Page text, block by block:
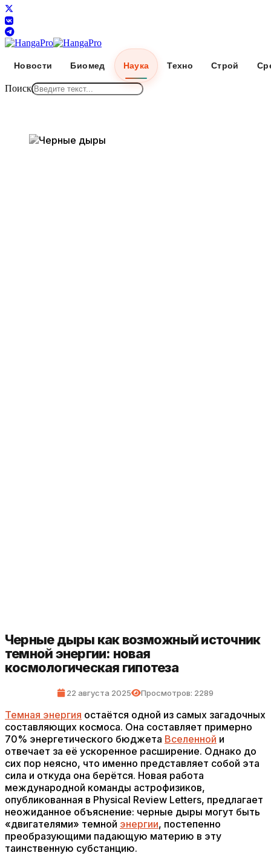
Новости Биомед Наука Техно Строй
Поиск
Черные дыры как возможный источник
темной энергии: новая
космологическая гипотеза
22 августа 2025 Просмотров: 2289
Темная энергия остаётся одной из самых загадочных
составляющих космоса. Она составляет примерно
70% энергетического бюджета Вселенной и
отвечает за её ускоренное расширение. Однако до
сих пор неясно, что именно представляет собой эта
сила и откуда она берётся. Новая работа
международной команды астрофизиков,
опубликованная в Physical Review Letters, предлагает
неожиданное объяснение: черные дыры могут быть
«двигателями» темной энергии, постепенно
преобразующими падающую материю в эту
таинственную субстанцию.